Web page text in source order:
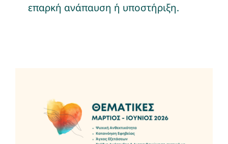
επαρκή ανάπαυση ή υποστήριξη.
Νέος κύκλος
Εκπαιδευτικών Δράσεων
// Μάρτιος – Ιούνιος 2026